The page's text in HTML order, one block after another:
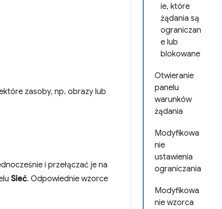
ie, które
żądania są
ograniczan
e lub
blokowane
Otwieranie
panelu
warunków
żądania
Modyfikowa
nie
ustawienia
ograniczania
Modyfikowa
nie wzorca
zasoby, np. obrazy lub
i przełączać je na
Sieć. Odpowiednie wzorce